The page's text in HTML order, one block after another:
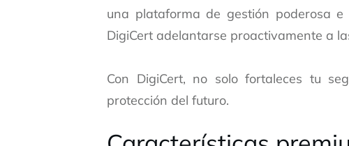
una plataforma de gestión poderosa
DigiCert adelantarse proactivamente a
Con DigiCert, no solo fortaleces tu
protección del futuro.